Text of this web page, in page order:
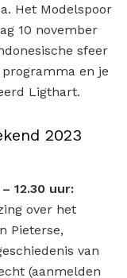
Het Modelspoor
10 november
sfeer
en je
Ligthart.
2023
12.30 uur:
over het
Pieterse,
van
(aanmelden